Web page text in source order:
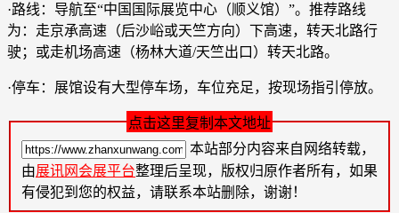
·路线：导航至“中国国际展览中心（顺义馆）”。推荐路线
为：走京承高速（后沙峪或天竺方向）下高速，转天北路行
驶；或走机场高速（杨林大道/天竺出口）转天北路。
·停车：展馆设有大型停车场，车位充足，按现场指引停放。
点击这里复制本文地址
本站部分内容来自网络转载，
由展讯网会展平台整理后呈现，版权归原作者所有，如果
有侵犯到您的权益，请联系本站删除，谢谢！